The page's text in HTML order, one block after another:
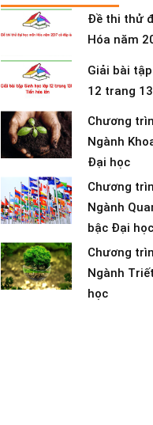
Đề thi thử
Hóa năm
Giải bài
12 trang
Chương
Ngành
Đại học
Chương
Ngành
bậc Đại học
Chương
Ngành
học